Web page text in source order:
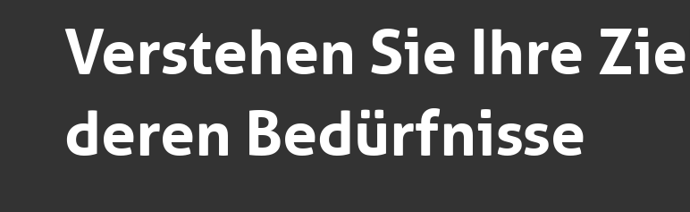
Verstehen Sie Ihre
deren Bedürfnisse